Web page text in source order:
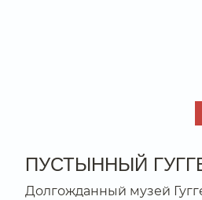
ПУСТЫННЫЙ
Долгожданный музей